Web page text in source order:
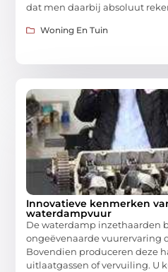
dat men daarbij absoluut
Woning En Tuin
Innovatieve kenmerken
waterdampvuur
De waterdamp inzethaarden
ongeëvenaarde vuurervaring
Bovendien produceren deze
uitlaatgassen of vervuiling. U